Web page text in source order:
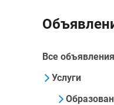
Все объявления
Услуги